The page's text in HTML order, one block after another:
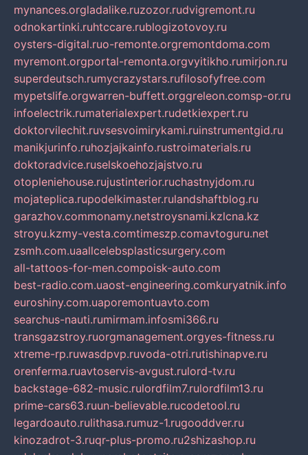
mynances.orgladalike.ruzozor.rudvigremont.ru
odnokartinki.ruhtccare.rublogizotovoy.ru
oysters-digital.ruo-remonte.orgremontdoma.com
myremont.orgportal-remonta.orgvyitikho.rumirjon.ru
superdeutsch.rumycrazystars.rufilosofyfree.com
mypetslife.orgwarren-buffett.orggreleon.comsp-or.ru
infoelectrik.rumaterialexpert.rudetkiexpert.ru
doktorvilechit.ruvsesvoimirykami.ruinstrumentgid.ru
manikjurinfo.ruhozjajkainfo.rustroimaterials.ru
doktoradvice.ruselskoehozjajstvo.ru
otopleniehouse.rujustinterior.ruchastnyjdom.ru
mojateplica.rupodelkimaster.rulandshaftblog.ru
garazhov.commonamy.netstroysnami.kzlcna.kz
stroyu.kzmy-vesta.comtimeszp.comavtoguru.net
zsmh.com.uaallcelebsplasticsurgery.com
all-tattoos-for-men.compoisk-auto.com
best-radio.com.uaost-engineering.comkuryatnik.info
euroshiny.com.uaporemontuavto.com
searchus-nauti.rumirmam.infosmi366.ru
transgazstroy.ruorgmanagement.orgyes-fitness.ru
xtreme-rp.ruwasdpvp.ruvoda-otri.rutishinapve.ru
orenferma.ruavtoservis-avgust.rulord-tv.ru
backstage-682-music.rulordfilm7.rulordfilm13.ru
prime-cars63.ruun-believable.rucodetool.ru
legardoauto.rulithasa.rumuz-1.rugooddver.ru
kinozadrot-3.ruqr-plus-promo.ru2shizashop.ru